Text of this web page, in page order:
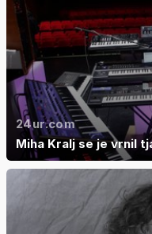
24ur.com
Miha Kralj se je vrnil